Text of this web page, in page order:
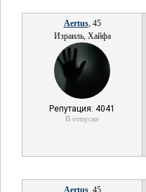
Aertus, 45
Израиль, Хайфа
Репутация: 4041
В отпуске
Aertus, 45